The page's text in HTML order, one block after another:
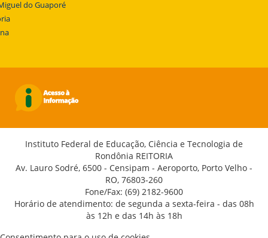
do Guaporé
Instituto Federal de Educação, Ciência e Tecnologia de
Rondônia REITORIA
Av. Lauro Sodré, 6500 - Censipam - Aeroporto, Porto Velho -
RO, 76803-260
Fone/Fax: (69) 2182-9600
Horário de atendimento: de segunda a sexta-feira - das 08h
às 12h e das 14h às 18h